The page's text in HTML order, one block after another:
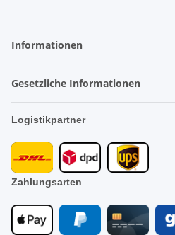
Informationen
Gesetzliche Informationen
Logistikpartner
Zahlungsarten